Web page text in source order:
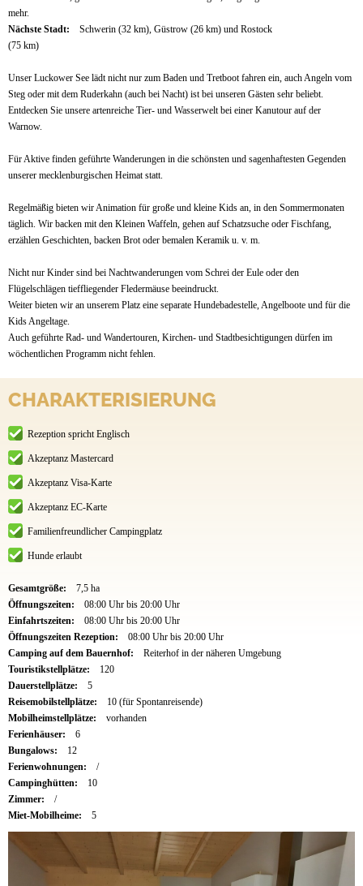
mehr.
Nächste Stadt:
Schwerin (32 km), Güstrow (26 km) und Rostock
(75 km)
Unser Luckower See lädt nicht nur zum Baden und Tretboot fahren ein, auch Angeln vom
Steg oder mit dem Ruderkahn (auch bei Nacht) ist bei unseren Gästen sehr beliebt.
Entdecken Sie unsere artenreiche Tier- und Wasserwelt bei einer Kanutour auf der
Warnow.
Für Aktive finden geführte Wanderungen in die schönsten und sagenhaftesten Gegenden
unserer mecklenburgischen Heimat statt.
Regelmäßig bieten wir Animation für große und kleine Kids an, in den Sommermonaten
täglich. Wir backen mit den Kleinen Waffeln, gehen auf Schatzsuche oder Fischfang,
erzählen Geschichten, backen Brot oder bemalen Keramik u. v. m.
Nicht nur Kinder sind bei Nachtwanderungen vom Schrei der Eule oder den
Flügelschlägen tieffliegender Fledermäuse beeindruckt.
Weiter bieten wir an unserem Platz eine separate Hundebadestelle, Angelboote und für die
Kids Angeltage.
Auch geführte Rad- und Wandertouren, Kirchen- und Stadtbesichtigungen dürfen im
wöchentlichen Programm nicht fehlen.
CHARAKTERISIERUNG
Rezeption spricht Englisch
Akzeptanz Mastercard
Akzeptanz Visa-Karte
Akzeptanz EC-Karte
Familienfreundlicher Campingplatz
Hunde erlaubt
Gesamtgröße:
7,5 ha
Öffnungszeiten:
08:00 Uhr bis 20:00 Uhr
Einfahrtszeiten:
08:00 Uhr bis 20:00 Uhr
Öffnungszeiten Rezeption:
08:00 Uhr bis 20:00 Uhr
Camping auf dem Bauernhof:
Reiterhof in der näheren Umgebung
Touristikstellplätze:
120
Dauerstellplätze:
5
Reisemobilstellplätze:
10 (für Spontanreisende)
Mobilheimstellplätze:
vorhanden
Ferienhäuser:
6
Bungalows:
12
Ferienwohnungen:
/
Campinghütten:
10
Zimmer:
/
Miet-Mobilheime:
5